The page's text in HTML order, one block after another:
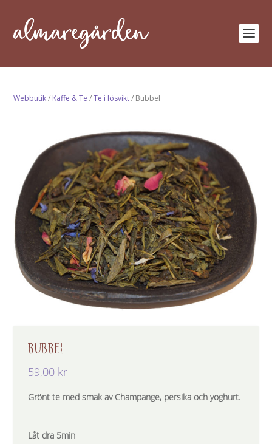
Webbutik/ Kaffe & Te /Te i lösvikt/ Bubbel
BUBBEL
59,00 kr
Grönt te med smak av Champange, persika och yoghurt.
Låt dra 5min